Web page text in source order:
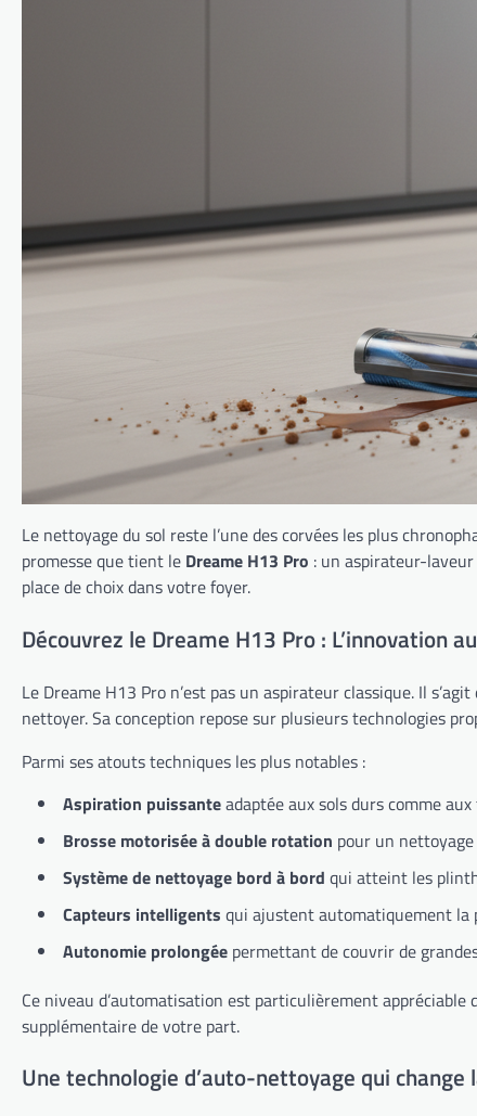
Le nettoyage du sol reste l’une des corvées les plus
promesse que tient le Dreame H13 Pro : un aspirateur-
place de choix dans votre foyer.
Découvrez le Dreame H13 Pro : L’innovation
Le Dreame H13 Pro n’est pas un aspirateur classique. Il s’agit
nettoyer. Sa conception repose sur plusieurs technologies
Parmi ses atouts techniques les plus notables :
Aspiration puissanteadaptée aux sols durs comme
Brosse motorisée à double rotation pour un
Système de nettoyage bord à bord qui atteint les
Capteurs intelligents qui ajustent automatiquement la
Autonomie prolongée permettant de couvrir de
Ce niveau d’automatisation est particulièrement
supplémentaire de votre part.
Une technologie d’auto-nettoyage qui change